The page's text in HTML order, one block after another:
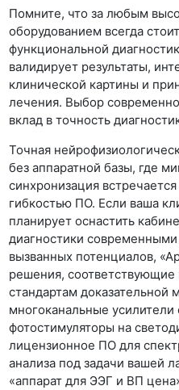
Помните, что за любым
оборудованием всегда
функциональной
валидирует результаты,
клинической картины и
лечения. Выбор
вклад в точность
Точная
без аппаратной базы, где
синхронизация
гибкостью ПО. Если ваша
планируетоснастить
диагностики
вызванных потенциалов,
решения,
стандартам
многоканальные усилители
фотостимуляторы на
лицензионное ПО для
анализа под задачи вашей
«аппарат для ЭЭГ и ВП